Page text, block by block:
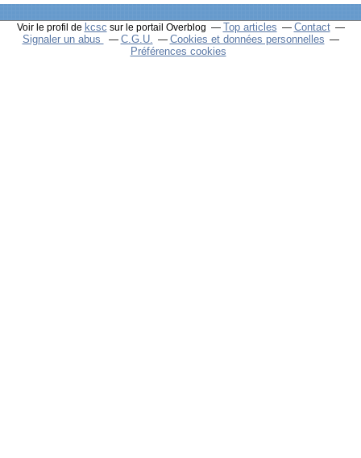
Voir le profil de kcsc sur le portail Overblog Top articles
Contact
Signaler un abus
C.G.U.
Cookies et données personnelles
Préférences cookies